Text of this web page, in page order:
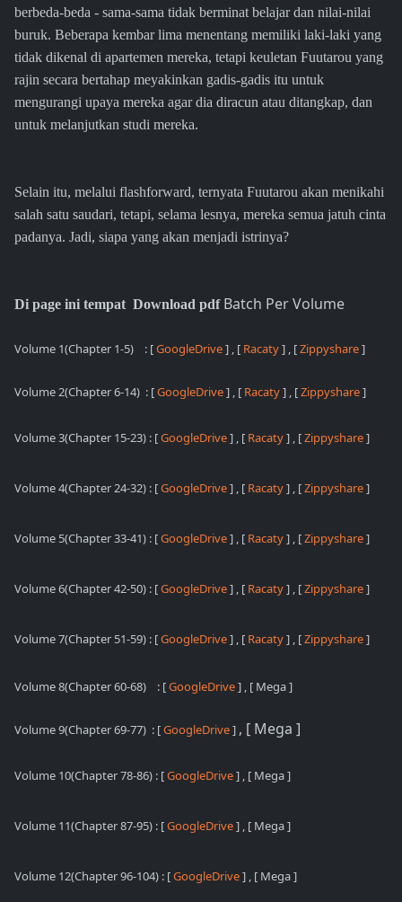
berbeda-beda - sama-sama tidak berminat belajar dan nilai-nilai
buruk. Beberapa kembar lima menentang memiliki laki-laki yang
tidak dikenal di apartemen mereka, tetapi keuletan Fuutarou yang
rajin secara bertahap meyakinkan gadis-gadis itu untuk
mengurangi upaya mereka agar dia diracun atau ditangkap, dan
untuk melanjutkan studi mereka.
Selain itu, melalui flashforward, ternyata Fuutarou akan menikahi
salah satu saudari, tetapi, selama lesnya, mereka semua jatuh cinta
padanya. Jadi, siapa yang akan menjadi istrinya?
Di page ini tempat Download pdfBatch Per Volume
Volume 1(Chapter 1-5) : [GoogleDrive] , [ Racaty] , [Zippyshare]
Volume 2(Chapter 6-14) : [GoogleDrive] , [ Racaty] , [Zippyshare]
Volume 3(Chapter 15-23) : [GoogleDrive] , [ Racaty] , [Zippyshare]
Volume 4(Chapter 24-32) : [GoogleDrive] , [ Racaty] , [Zippyshare]
Volume 5(Chapter 33-41) : [GoogleDrive] , [ Racaty] , [Zippyshare]
Volume 6(Chapter 42-50) : [GoogleDrive] , [ Racaty] , [Zippyshare]
Volume 7(Chapter 51-59) : [GoogleDrive] , [ Racaty] , [Zippyshare]
Volume 8(Chapter 60-68) : [GoogleDrive] , [ Mega ]
Volume 9(Chapter 69-77) : [GoogleDrive] , [ Mega ]
Volume 10(Chapter 78-86) : [GoogleDrive] , [ Mega ]
Volume 11(Chapter 87-95) : [GoogleDrive] , [ Mega ]
Volume 12(Chapter 96-104) : [GoogleDrive] , [ Mega ]